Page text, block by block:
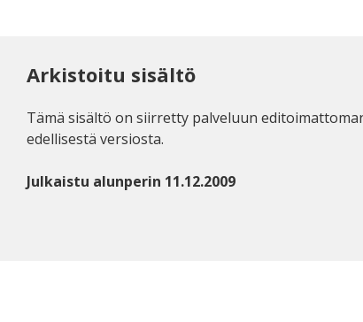
Arkistoitu sisältö
Tämä sisältö on siirretty palveluun
edellisestä versiosta.
Julkaistu alunperin 11.12.2009